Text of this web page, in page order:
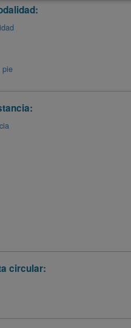
pie
circular: